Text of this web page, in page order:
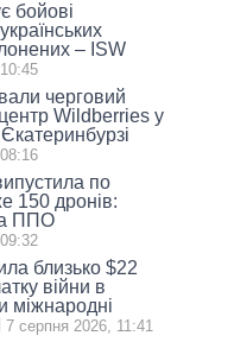
бойові
– ISW
черговий
Wildberries у
по
150 дронів:
ППО
близько $22
війни в
міжнародні
7 серпня 2026, 11:41